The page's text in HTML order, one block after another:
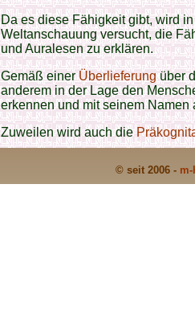
Da es diese Fähigkeit gibt, wird
Weltanschauung versucht, die
und Auralesen zu erklären.
Gemäß einerÜberlieferungüber
anderem in der Lage den
erkennen und mit seinem
Zuweilen wird auch die
© seit 2006 -